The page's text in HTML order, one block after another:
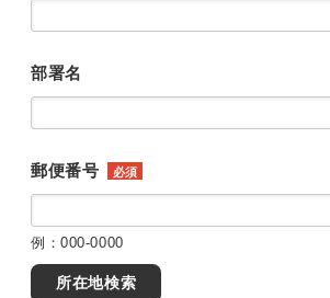
部署名
郵便番号 必須
例：000-0000
所在地検索